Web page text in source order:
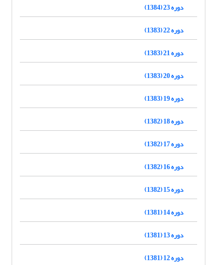
دوره 23 (1384)
دوره 22 (1383)
دوره 21 (1383)
دوره 20 (1383)
دوره 19 (1383)
دوره 18 (1382)
دوره 17 (1382)
دوره 16 (1382)
دوره 15 (1382)
دوره 14 (1381)
دوره 13 (1381)
دوره 12 (1381)